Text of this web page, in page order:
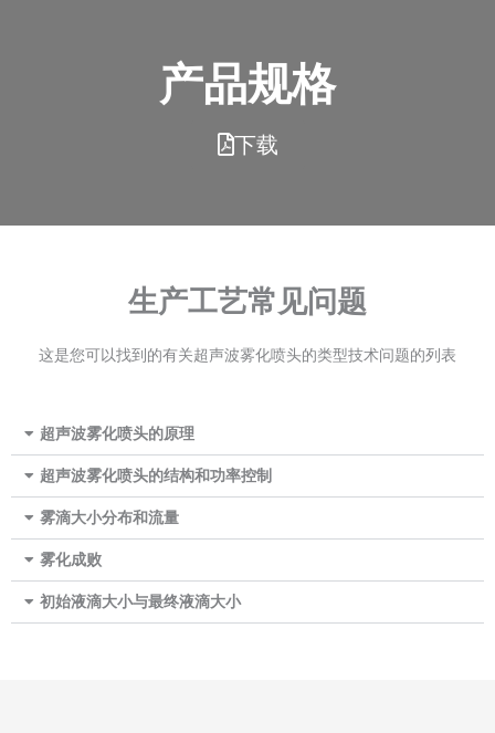
产品规格
下载
生产工艺常见问题
这是您可以找到的有关超声波雾化喷头的类型技术问题的列表
超声波雾化喷头的原理
超声波雾化喷头的结构和功率控制
雾滴大小分布和流量
雾化成败
初始液滴大小与最终液滴大小